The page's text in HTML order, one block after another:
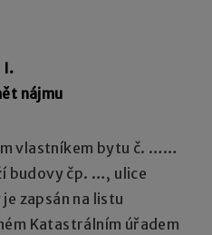
I.
nájmu
vlastníkem bytu č. ……
budovy čp. …, ulice
na listu
Katastrálním úřadem